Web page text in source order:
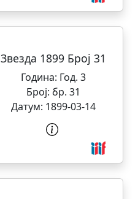
Звезда 1899 Број 31
Година: Год. 3
Број: бр. 31
Датум: 1899-03-14